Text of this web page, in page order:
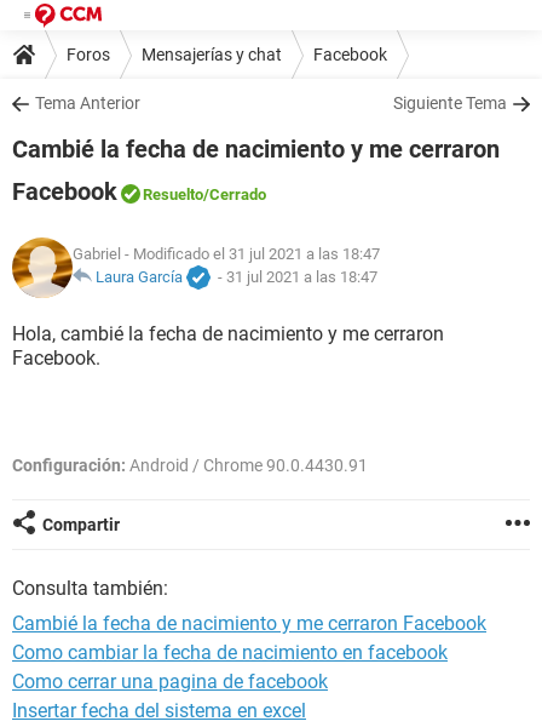
Foros Mensajerías y chat Facebook
Tema Anterior Siguiente Tema
Cambié la fecha de nacimiento y me cerraron
Facebook
Resuelto/Cerrado
Gabriel - Modificado el 31 jul 2021 a las 18:47
Laura García
- 31 jul 2021 a las 18:47
Hola, cambié la fecha de nacimiento y me cerraron
Facebook.
Configuración: Android / Chrome 90.0.4430.91
Compartir
Consulta también:
Cambié la fecha de nacimiento y me cerraron Facebook
Como cambiar la fecha de nacimiento en facebook
Como cerrar una pagina de facebook
Insertar fecha del sistema en excel